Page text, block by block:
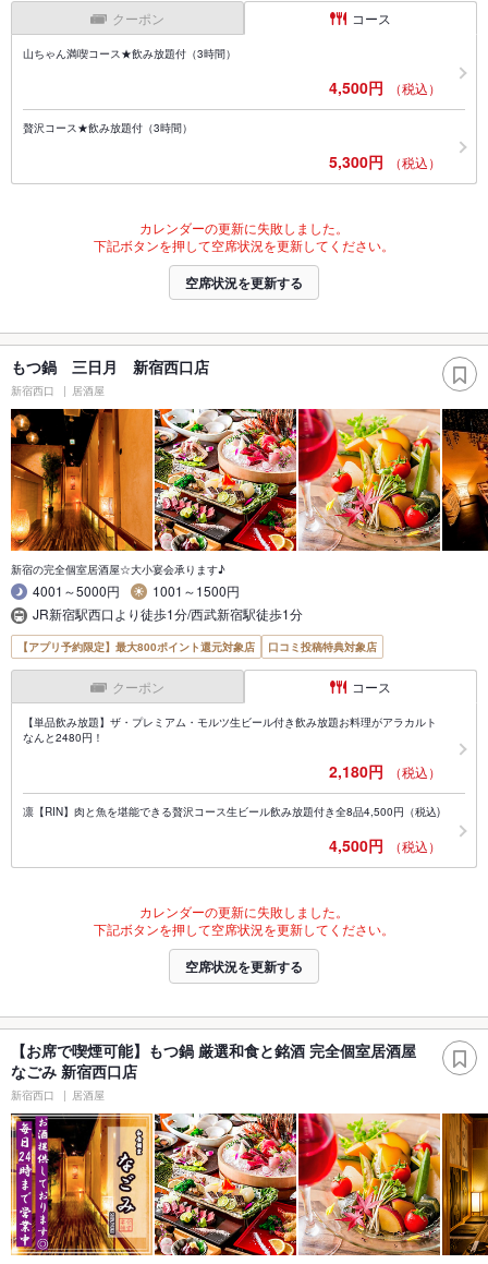
クーポン コース
山ちゃん満喫コース★飲み放題付（3時間）
4,500円 （税込）
贅沢コース★飲み放題付（3時間）
5,300円 （税込）
カレンダーの更新に失敗しました。
下記ボタンを押して空席状況を更新してください。
空席状況を更新する
もつ鍋 三日月 新宿西口店
新宿西口 居酒屋
新宿の完全個室居酒屋☆大小宴会承ります♪
4001～5000円
1001～1500円
JR新宿駅西口より徒歩1分/西武新宿駅徒歩1分
【アプリ予約限定】最大800ポイント還元対象店 口コミ投稿特典対象店
クーポン コース
【単品飲み放題】ザ・プレミアム・モルツ生ビール付き飲み放題お料理がアラカルト
なんと2480円！
2,180円 （税込）
凛【RIN】肉と魚を堪能できる贅沢コース生ビール飲み放題付き全8品4,500円（税込)
4,500円 （税込）
カレンダーの更新に失敗しました。
下記ボタンを押して空席状況を更新してください。
空席状況を更新する
【お席で喫煙可能】もつ鍋 厳選和食と銘酒 完全個室居酒屋
なごみ 新宿西口店
新宿西口 居酒屋